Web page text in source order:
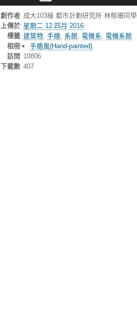
創作者 成大103級 都市計劃研究所 林郁珊同學
上傳於 星期二 12 四月 2016
標籤 建築物 手繪 系館 電機系
電機系館
相冊
手繪風(Hand-painted)
訪問 10806
下載數 407